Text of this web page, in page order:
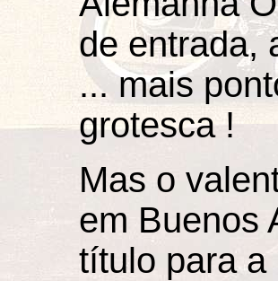
de entrada,
... mais
grotesca !
Mas o
em Buenos
título para a